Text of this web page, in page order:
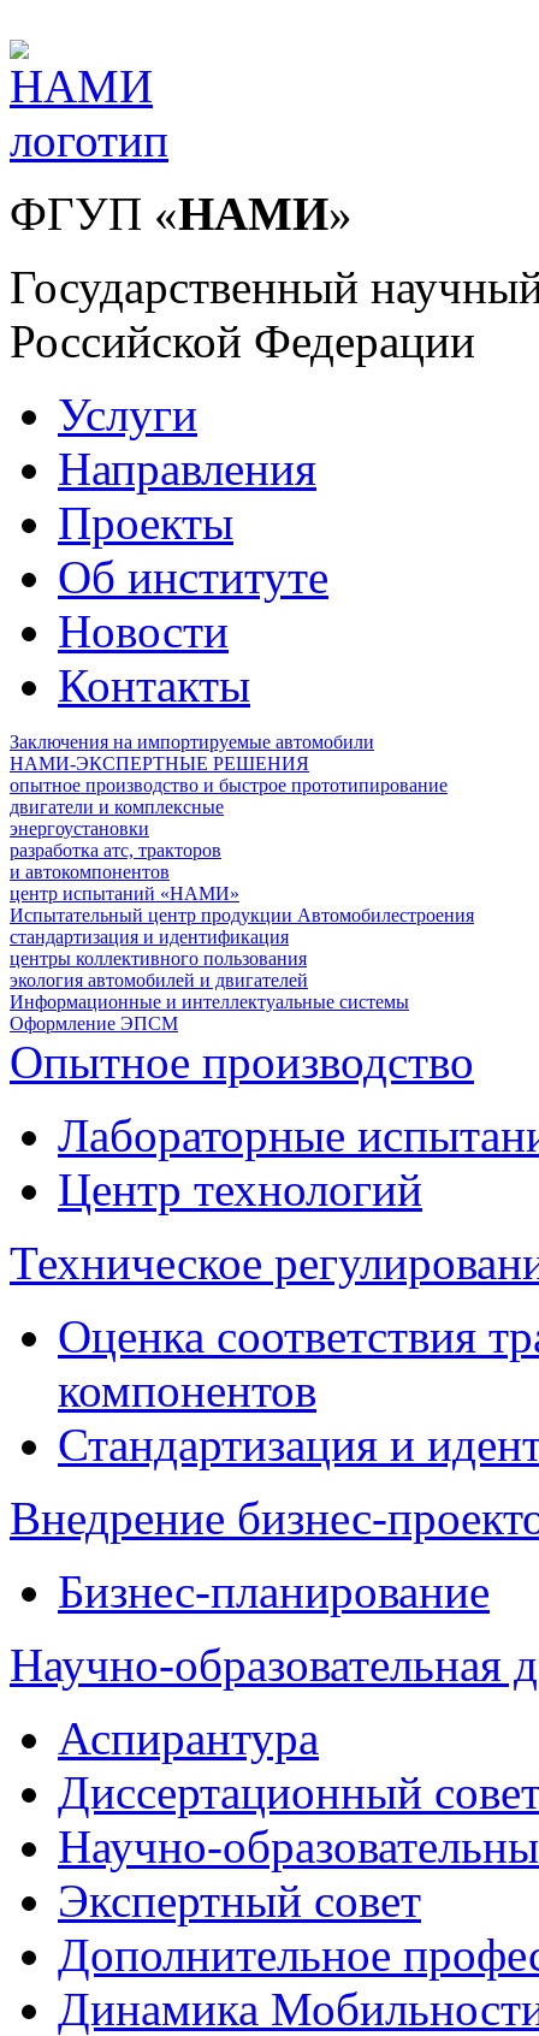
ФГУП «НАМИ»
Государственный
Российской Федерации
Услуги
Направления
Проекты
Об институте
Новости
Контакты
Заключения на импортируемые автомобили
НАМИ-ЭКСПЕРТНЫЕ РЕШЕНИЯ
опытное производство и быстрое прототипирование
двигатели и комплексные
энергоустановки
разработка атс, тракторов
и автокомпонентов
центр испытаний «НАМИ»
Испытательный центр продукции Автомобилестроения
стандартизация и идентификация
центры коллективного пользования
экология автомобилей и двигателей
Информационные и интеллектуальные системы
Оформление ЭПСМ
Опытное производство
Лабораторные
Центр технологий
Техническое
Оценка соответствия
компонентов
Стандартизация и
Внедрение бизнес-
Бизнес-планирование
Научно-образовательная
Аспирантура
Диссертационный
Научно-
Экспертный совет
Дополнительное
Динамика